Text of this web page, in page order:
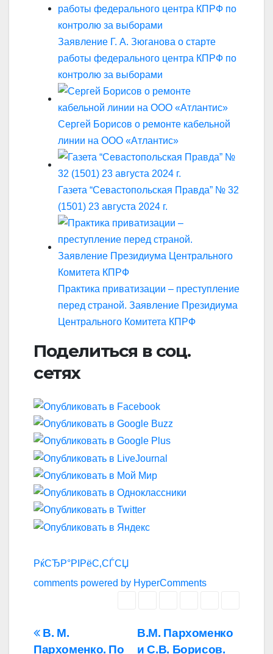
Заявление Г. А. Зюганова о старте
работы федерального центра КПРФ по
контролю за выборами
Сергей Борисов о ремонте кабельной
линии на ООО «Атлантис»
Газета “Севастопольская Правда” № 32
(1501) 23 августа 2024 г.
Практика приватизации – преступление
перед страной. Заявление Президиума
Центрального Комитета КПРФ
Поделиться в соц.
сетях
РќСЂР°РІРёС‚СЃСЏ
comments powered by HyperComments
НавигацияВ.М. Пархоменко
и С.В. Борисов.
В. М.
Пархоменко. По